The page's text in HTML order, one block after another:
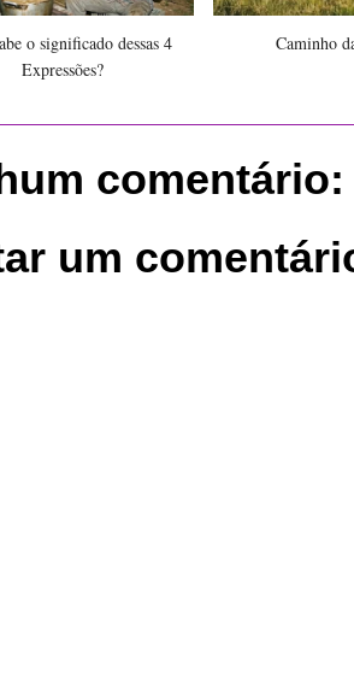
o significado dessas 4
Expressões?
Caminho
comentário:
um